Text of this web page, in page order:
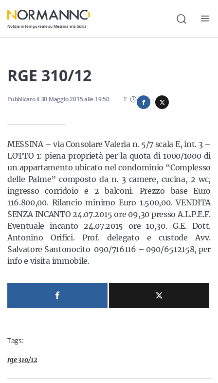
Notizie in tempo reale su Messina e la Sicilia
Cronaca
Politica
Cultura
Lavoro
Società
Economia
Sport
Sicilia
RGE 310/12
Pubblicato il30 Maggio 2015alle 19:50 1'
MESSINA – via Consolare Valeria n. 5/7 scala E, int. 3 –
LOTTO 1: piena proprietà per la quota di 1000/1000 di
un appartamento ubicato nel condominio “Complesso
delle Palme” composto da n. 3 camere, cucina, 2 wc,
ingresso corridoio e 2 balconi. Prezzo base Euro
116.800,00. Rilancio minimo Euro 1.500,00. VENDITA
SENZA INCANTO 24.07.2015 ore 09,30 presso A.L.P.E.F.
Eventuale incanto 24.07.2015 ore 10,30. G.E. Dott.
Antonino Orifici. Prof. delegato e custode Avv.
Salvatore Santonocito 090/716116 – 090/6512158, per
info e visita immobile.
Tags:
rge 310/12